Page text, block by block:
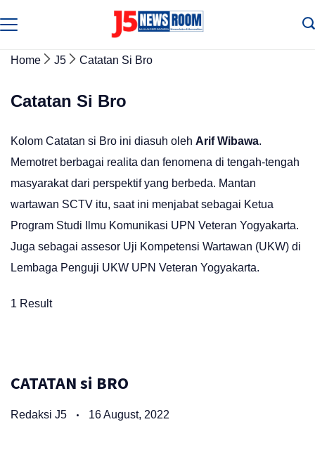
to
Pers
✔️
Home J5 Catatan Si Bro
Catatan Si Bro
Kolom Catatan si Bro ini diasuh oleh Arif Wibawa.
Memotret berbagai realita dan fenomena di tengah-tengah
masyarakat dari perspektif yang berbeda. Mantan
wartawan SCTV itu, saat ini menjabat sebagai Ketua
Program Studi Ilmu Komunikasi UPN Veteran Yogyakarta.
Juga sebagai assesor Uji Kompetensi Wartawan (UKW) di
Lembaga Penguji UKW UPN Veteran Yogyakarta.
1 Result
CATATAN si BRO
Redaksi J5 16 August, 2022